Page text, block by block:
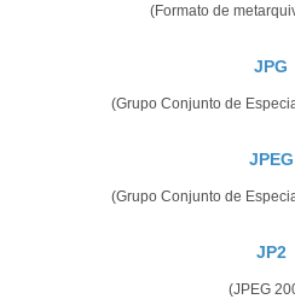
(Formato de
JPG
(Grupo Conjunto de
JPEG
(Grupo Conjunto de
JP2
(JPEG